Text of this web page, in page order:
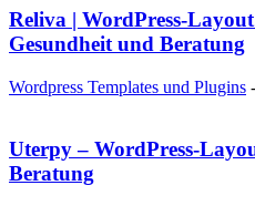
Reliva | WordPress-
Gesundheit und Beratung
Wordpress Templates und Plugins -
Uterpy – WordPress-
Beratung